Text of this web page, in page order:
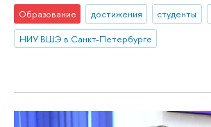
Образование достижения студенты
НИУ ВШЭ в Санкт-Петербурге